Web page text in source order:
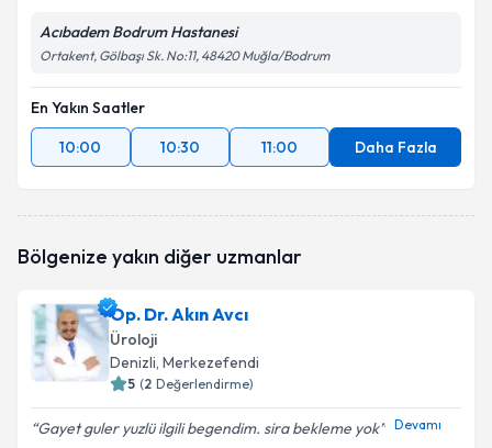
Acıbadem Bodrum Hastanesi
Ortakent, Gölbaşı Sk. No:11, 48420 Muğla/Bodrum
En Yakın Saatler
10:00
10:30 11:00 Daha Fazla
Bölgenize yakın diğer uzmanlar
Op. Dr. Akın Avcı
Üroloji
Denizli, Merkezefendi
5 (2 Değerlendirme)
Gayet guler yuzlü ilgili begendim. sira bekleme yok Devamı